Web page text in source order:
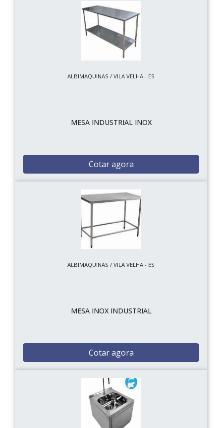
ALBIMAQUINAS / VILA VELHA - ES
MESA INDUSTRIAL INOX
Cotar agora
ALBIMAQUINAS / VILA VELHA - ES
MESA INOX INDUSTRIAL
Cotar agora